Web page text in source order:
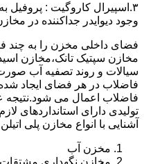
۳.اسپیرال کاروگیت : پروفیل به شکل ذوزنقه طراحی شده است.
وجود دیوایدر جداکننده در
فضای داخلی مخزن را به چند
مخازن سپتیک تانک،مخازن
سیالات و روند تصفیه آب
فاضلاب در هر فضای ایجاد
فاضلاب اعمال می شود.نتیجه
تولیدی دارای استانداردهای
آشنایی با انواع مخازن پلی
مخزن آب
مخازن نگهداری